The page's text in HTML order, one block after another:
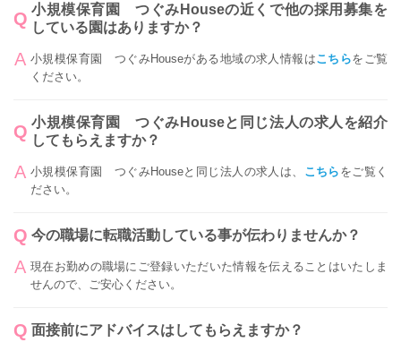
小規模保育園 つぐみHouseの近くで他の採用募集を
している園はありますか？
小規模保育園 つぐみHouseがある地域の求人情報はこちらをご覧
ください。
小規模保育園 つぐみHouseと同じ法人の求人を紹介
してもらえますか？
小規模保育園 つぐみHouseと同じ法人の求人は、 こちら をご覧く
ださい。
今の職場に転職活動している事が伝わりませんか？
現在お勤めの職場にご登録いただいた情報を伝えることはいたしま
せんので、ご安心ください。
面接前にアドバイスはしてもらえますか？